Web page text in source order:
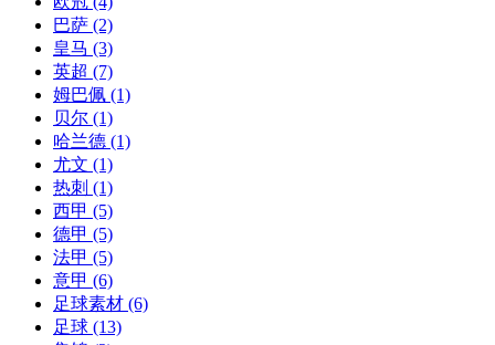
巴萨 (2)
皇马 (3)
英超 (7)
姆巴佩 (1)
贝尔 (1)
哈兰德 (1)
尤文 (1)
热刺 (1)
西甲 (5)
德甲 (5)
法甲 (5)
意甲 (6)
足球素材 (6)
足球 (13)